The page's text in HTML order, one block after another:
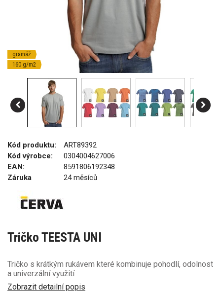
gramáž
160 g/m2
Kód produktu:
ART89392
Kód výrobce:
0304004627006
EAN:
8591806192348
Záruka
24 měsíců
Tričko TEESTA UNI
Tričko s krátkým rukávem které kombinuje pohodlí, odolnost
a univerzální využití
Zobrazit detailní popis